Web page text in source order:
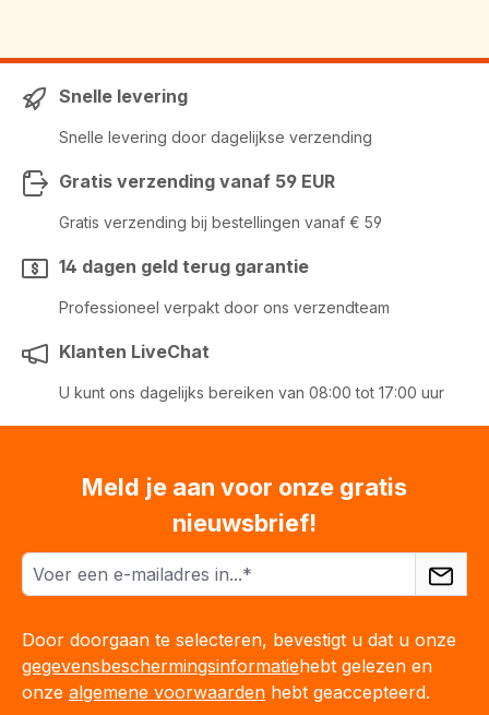
Snelle levering
Snelle levering door dagelijkse verzending
Gratis verzending vanaf 59 EUR
Gratis verzending bij bestellingen vanaf € 59
14 dagen geld terug garantie
Professioneel verpakt door ons verzendteam
Klanten LiveChat
U kunt ons dagelijks bereiken van 08:00 tot 17:00 uur
Meld je aan voor onze gratis
nieuwsbrief!
Door doorgaan te selecteren, bevestigt u dat u onze
gegevensbeschermingsinformatiehebt gelezen en
onze algemene voorwaarden hebt geaccepteerd.